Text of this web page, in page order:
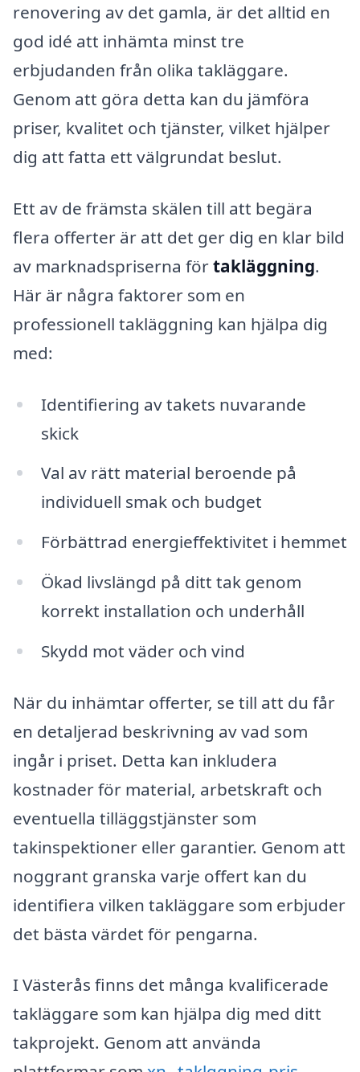
renovering av det gamla, är det alltid en
god idé att inhämta minst tre
erbjudanden från olika takläggare.
Genom att göra detta kan du jämföra
priser, kvalitet och tjänster, vilket hjälper
dig att fatta ett välgrundat beslut.
Ett av de främsta skälen till att begära
flera offerter är att det ger dig en klar bild
av marknadspriserna förtakläggning.
Här är några faktorer som en
professionell takläggning kan hjälpa dig
med:
Identifiering av takets nuvarande
skick
Val av rätt material beroende på
individuell smak och budget
Förbättrad energieffektivitet i hemmet
Ökad livslängd på ditt tak genom
korrekt installation och underhåll
Skydd mot väder och vind
När du inhämtar offerter, se till att du får
en detaljerad beskrivning av vad som
ingår i priset. Detta kan inkludera
kostnader för material, arbetskraft och
eventuella tilläggstjänster som
takinspektioner eller garantier. Genom att
noggrant granska varje offert kan du
identifiera vilken takläggare som erbjuder
det bästa värdet för pengarna.
I Västerås finns det många kvalificerade
takläggare som kan hjälpa dig med ditt
takprojekt. Genom att använda